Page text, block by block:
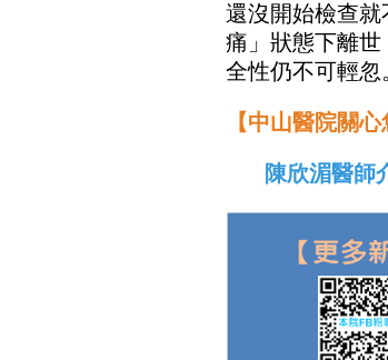
還沒開始檢查
痛」狀態下離
全性仍不可輕忽
【中山醫院關
陳欣湄醫師